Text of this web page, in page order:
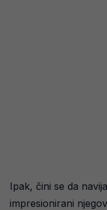
Ipak, čini se da
impresionirani